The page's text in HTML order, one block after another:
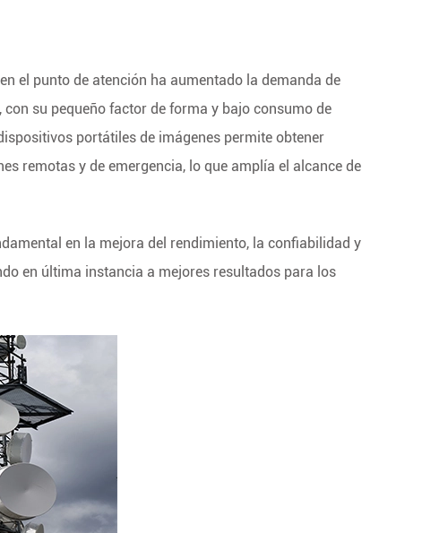
el punto de atención ha aumentado la demanda de
su pequeño factor de forma y bajo consumo de
portátiles de imágenes permite obtener
remotas y de emergencia, lo que amplía el alcance de
en la mejora del rendimiento, la confiabilidad y
en última instancia a mejores resultados para los